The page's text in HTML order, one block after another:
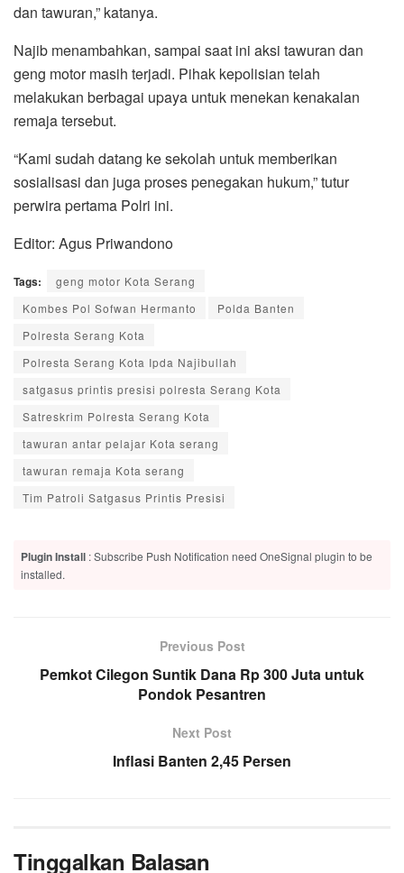
dan tawuran,” katanya.
Najib menambahkan, sampai saat ini aksi tawuran dan
geng motor masih terjadi. Pihak kepolisian telah
melakukan berbagai upaya untuk menekan kenakalan
remaja tersebut.
“Kami sudah datang ke sekolah untuk memberikan
sosialisasi dan juga proses penegakan hukum,” tutur
perwira pertama Polri ini.
Editor: Agus Priwandono
Tags:
geng motor Kota Serang
Kombes Pol Sofwan Hermanto
Polda Banten
Polresta Serang Kota
Polresta Serang Kota Ipda Najibullah
satgasus printis presisi polresta Serang Kota
Satreskrim Polresta Serang Kota
tawuran antar pelajar Kota serang
tawuran remaja Kota serang
Tim Patroli Satgasus Printis Presisi
Plugin Install : Subscribe Push Notification need OneSignal plugin to be
installed.
Previous Post
Pemkot Cilegon Suntik Dana Rp 300 Juta untuk
Pondok Pesantren
Next Post
Inflasi Banten 2,45 Persen
Tinggalkan Balasan